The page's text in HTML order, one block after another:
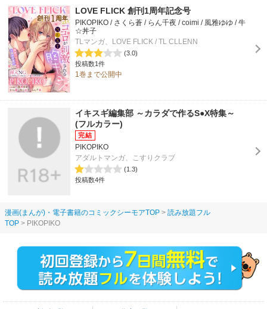
LOVE FLICK 創刊1周年記念号
PIKOPIKO / さくら蒼 / らん千夜 / coimi / 風雅ゆゆ / 牛
☆丼子
TLマンガ、LOVE FLICK / TL CLLENN
(3.0)
投稿数1件
1巻まで公開中
イキスギ編集部 ～カラダで作るS●X特集～
(フルカラー)
PIKOPIKO
アダルトマンガ、こすりクラブ
(1.3)
投稿数4件
漫画(まんが)・電子書籍のコミックシーモアTOP
読み放題フル
TOP
PIKOPIKO